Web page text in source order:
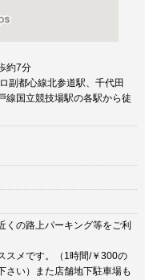
約7分
副都心線北参道駅、千代田
線国立競技場駅の各駅から徒
くの路上パーキング等をご利
スメです。（1時間/￥300の
さい）また店舗地下駐車場も